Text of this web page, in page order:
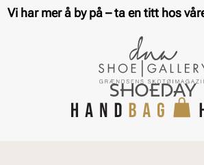
Vi har mer å by på – ta en titt hos